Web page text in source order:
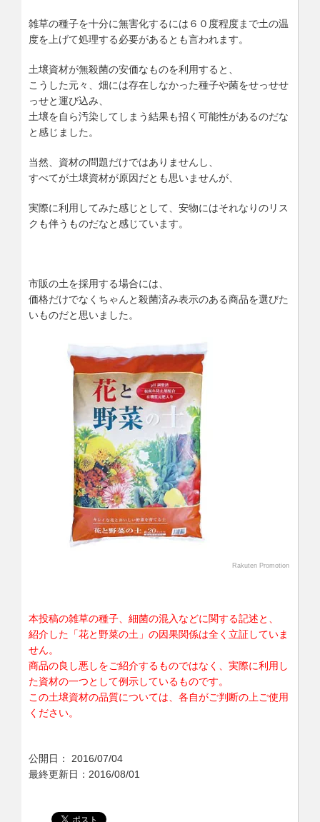
雑草の種子を十分に無害化するには６０度程度まで土の温
度を上げて処理する必要があるとも言われます。
土壌資材が無殺菌の安価なものを利用すると、
こうした元々、畑には存在しなかった種子や菌をせっせせ
っせと運び込み、
土壌を自ら汚染してしまう結果も招く可能性があるのだな
と感じました。
当然、資材の問題だけではありませんし、
すべてが土壌資材が原因だとも思いませんが、
実際に利用してみた感じとして、安物にはそれなりのリス
クも伴うものだなと感じています。
市販の土を採用する場合には、
価格だけでなくちゃんと殺菌済み表示のある商品を選びた
いものだと思いました。
Rakuten Promotion
本投稿の雑草の種子、細菌の混入などに関する記述と、
紹介した「花と野菜の土」の因果関係は全く立証していま
せん。
商品の良し悪しをご紹介するものではなく、実際に利用し
た資材の一つとして例示しているものです。
この土壌資材の品質については、各自がご判断の上ご使用
ください。
公開日： 2016/07/04
最終更新日：2016/08/01